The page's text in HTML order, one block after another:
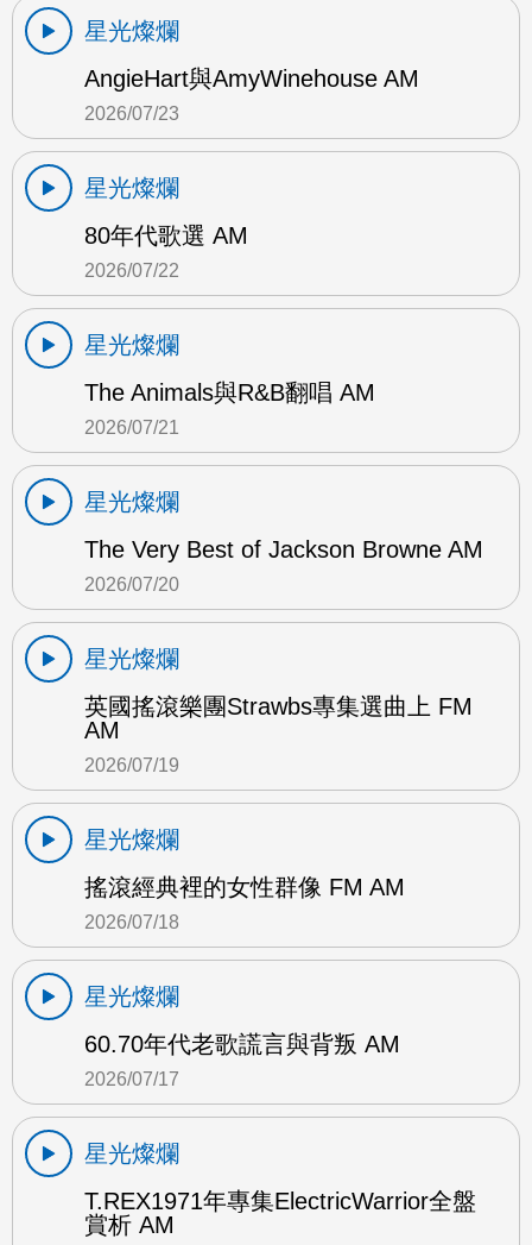
星光燦爛
AngieHart與AmyWinehouse AM
2026/07/23
星光燦爛
80年代歌選 AM
2026/07/22
星光燦爛
The Animals與R&B翻唱 AM
2026/07/21
星光燦爛
The Very Best of Jackson Browne AM
2026/07/20
星光燦爛
英國搖滾樂團Strawbs專集選曲上 FM
AM
2026/07/19
星光燦爛
搖滾經典裡的女性群像 FM AM
2026/07/18
星光燦爛
60.70年代老歌謊言與背叛 AM
2026/07/17
星光燦爛
T.REX1971年專集ElectricWarrior全盤
賞析 AM